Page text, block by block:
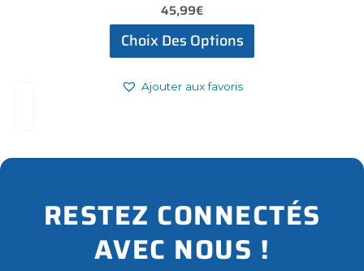
Note
4.00
sur 5
45,99€
Choix Des Options
Ajouter aux favoris
RESTEZ CONNECTÉS
AVEC NOUS !